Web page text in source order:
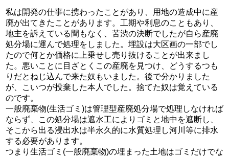
私は開発の仕事に携わったことがあり、用地の造成中に産
廃が出てきたことがあります。工期や利息のこともあり、
地主を訴えている間もなく、苦渋の決断でしたが自ら産廃
処分場に運んで処理をしました。埋設は大区画の一部でし
たので何とか価格に上乗せし売り抜けることが出来まし
た。悪いことに目ざとくこの産廃を見つけ、どうするつも
りだとねじ込んで来た奴もいました。後で分かりました
が、こいつが投棄した本人でした。捨てた奴は覚えている
のです。
一般廃棄物(生活ゴミ)は管理型産廃処分場で処理しなければ
ならず、この処分場は遮水工によりゴミと地中を遮断し、
そこから出る浸出水は半永久的に水質処理し河川等に排水
する必要があります。
つまり生活ゴミ(一般廃棄物)の埋まった土地はゴミだけでな